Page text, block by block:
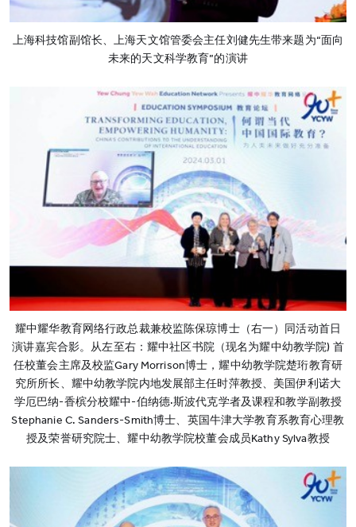
上海科技馆副馆长、上海天文馆管委会主任刘健先生带来题为“面向
未来的天文科学教育”的演讲
耀中耀华教育网络行政总裁兼校监陈保琼博士（右一）同活动首日
演讲嘉宾合影。从左至右：耀中社区书院（现名为耀中幼教学院) 首
任校董会主席及校监Gary Morrison博士，耀中幼教学院楚珩教育研
究所所长、耀中幼教学院内地发展部主任时萍教授、美国伊利诺大
学厄巴纳-香槟分校耀中-伯纳德·斯波代克学者及课程和教学副教授
Stephanie C. Sanders-Smith博士、英国牛津大学教育系教育心理教
授及荣誉研究院士、耀中幼教学院校董会成员Kathy Sylva教授